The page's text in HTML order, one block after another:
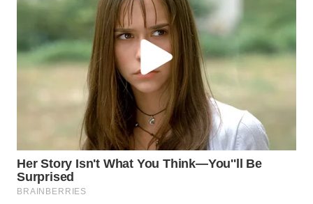
WAHANA
WAHANANEWS
ID